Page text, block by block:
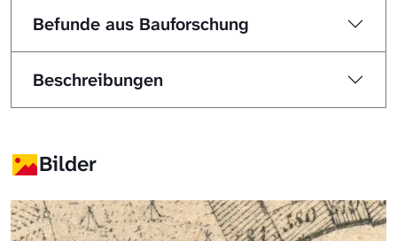
Befunde aus Bauforschung
Beschreibungen
Bilder